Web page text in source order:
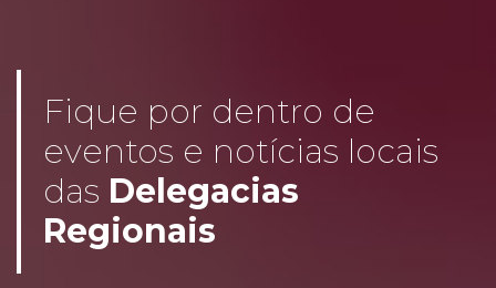
Fique por dentro de
eventos e notícias locais
das Delegacias
Regionais